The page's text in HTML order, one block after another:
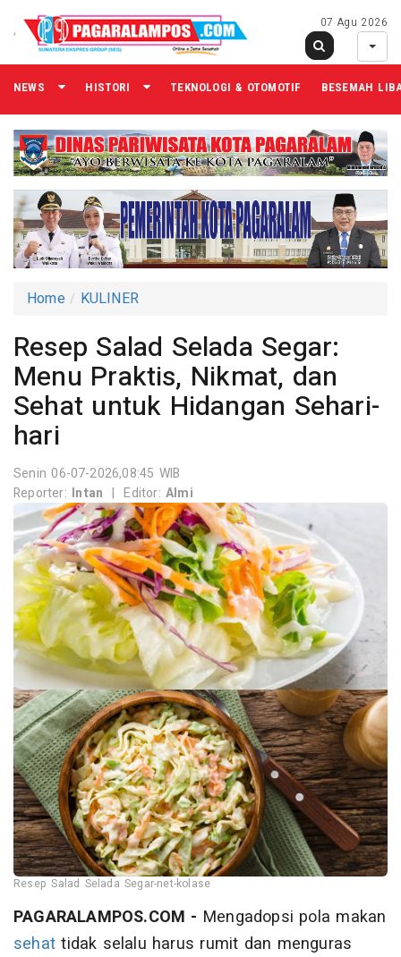
07 Agu 2026
NEWS HISTORI TEKNOLOGI & OTOMOTIF BESEMAH
Home KULINER
Resep Salad Selada Segar:
Menu Praktis, Nikmat, dan
Sehat untuk Hidangan Sehari-
hari
Senin 06-07-2026,08:45 WIB
Reporter: Intan | Editor:Almi
Resep Salad Selada Segar-net-kolase
PAGARALAMPOS.COM - Mengadopsi pola makan
sehat tidak selalu harus rumit dan menguras